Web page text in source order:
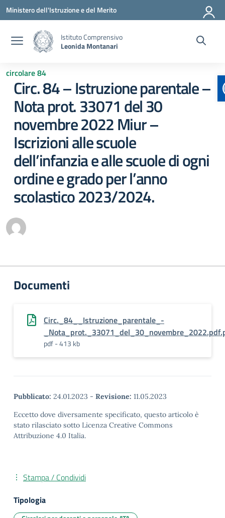
Vai ai contenuti
Vai al menu di navigazione
Vai al footer
Ministero dell'Istruzione e del Merito
Istituto Comprensivo
Leonida Montanari
circolare 84
Circ. 84 – Istruzione parentale –
Nota prot. 33071 del 30
novembre 2022 Miur –
Iscrizioni alle scuole
dell’infanzia e alle scuole di ogni
ordine e grado per l’anno
scolastico 2023/2024.
Documenti
Circ._84__Istruzione_parentale_-
pdf - 413 kb
Pubblicato: 24.01.2023 - Revisione: 11.05.2023
Eccetto dove diversamente specificato, questo articolo è
stato rilasciato sotto Licenza Creative Commons
Attribuzione 4.0 Italia.
Stampa / Condividi
Tipologia